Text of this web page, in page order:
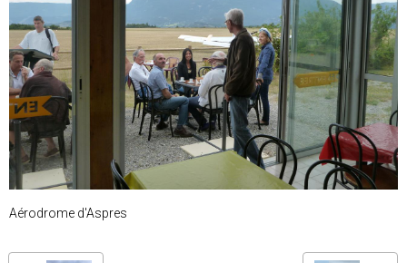
Aérodrome d'Aspres